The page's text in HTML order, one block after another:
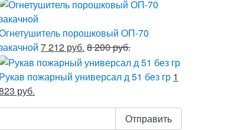
порошковый ОП-70
7 212 руб. 8 200 руб.
Рукав пожарный универсал д 51 без гр 1
руб.
Отправить